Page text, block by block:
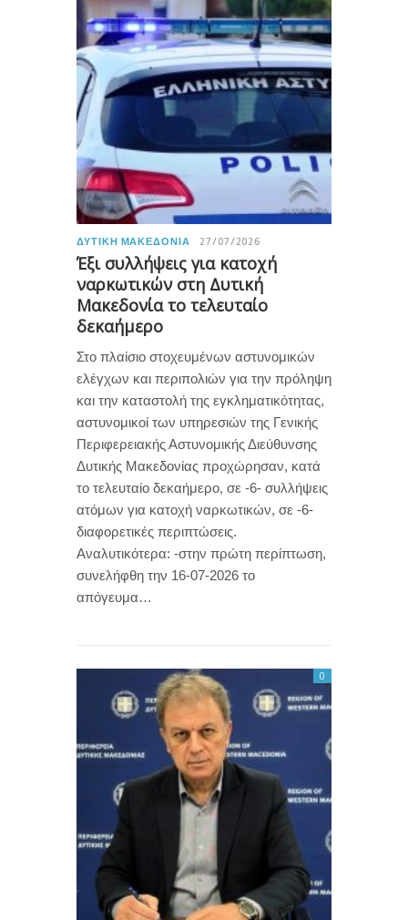
ΔΥΤΙΚΉ ΜΑΚΕΔΟΝΊΑ 27/07/2026
Έξι συλλήψεις για κατοχή
ναρκωτικών στη Δυτική
Μακεδονία το τελευταίο
δεκαήμερο
Στο πλαίσιο στοχευμένων αστυνομικών
ελέγχων και περιπολιών για την πρόληψη
και την καταστολή της εγκληματικότητας,
αστυνομικοί των υπηρεσιών της Γενικής
Περιφερειακής Αστυνομικής Διεύθυνσης
Δυτικής Μακεδονίας προχώρησαν, κατά
το τελευταίο δεκαήμερο, σε -6- συλλήψεις
ατόμων για κατοχή ναρκωτικών, σε -6-
διαφορετικές περιπτώσεις.
Αναλυτικότερα: -στην πρώτη περίπτωση,
συνελήφθη την 16-07-2026 το
απόγευμα…
0